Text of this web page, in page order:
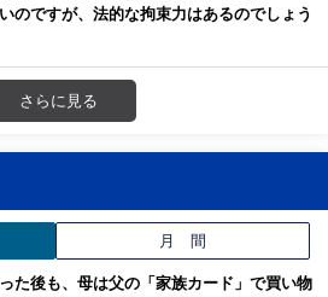
のですが、法的な拘束力はあるのでしょう
さらに見る
月 間
た後も、母は父の「家族カード」で買い物